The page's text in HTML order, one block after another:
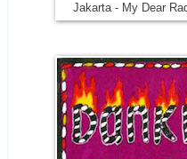
Jakarta - My Dear